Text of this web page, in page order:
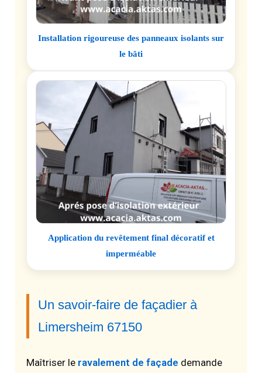
Installation rigoureuse des panneaux isolants sur
le bâti
Application du revêtement final décoratif et
imperméable
Un savoir-faire de façadier à
Limersheim 67150
Maîtriser le ravalement de façade demande